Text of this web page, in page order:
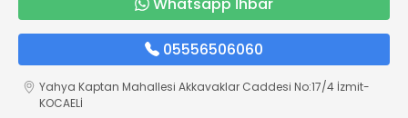
05556506060
Yahya Kaptan Mahallesi Akkavaklar Caddesi No:17/4 İzmit-
KOCAELİ